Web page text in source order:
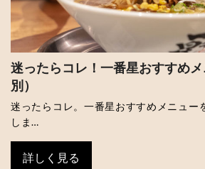
迷ったらコレ！一番星おすすめ
別）
迷ったらコレ。一番星おすすめメニュー
しま…
詳しく見る